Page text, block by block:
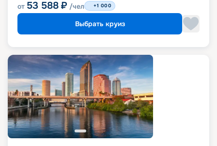
от 53 588 ₽ /чел +1 000
Выбрать круиз